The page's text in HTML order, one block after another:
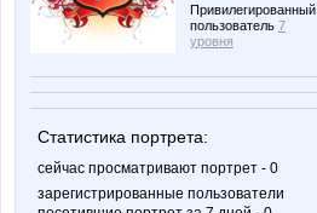
Привилегированный
пользователь 7
уровня
Статистика портрета:
сейчас просматривают портрет - 0
зарегистрированные пользователи